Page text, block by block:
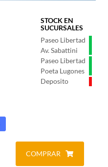
STOCK EN
SUCURSALES
Paseo Libertad
Av. Sabattini
Paseo Libertad
Poeta Lugones
Deposito
COMPRAR